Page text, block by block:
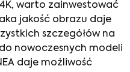
warto zainwestować
jakość obrazu daje
szczegółów na
nowoczesnych modeli
daje możliwość